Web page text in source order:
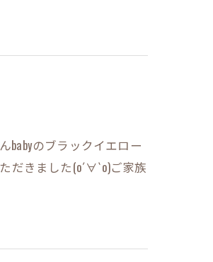
のブラックイエロー
だきました(о´∀`о)ご家族